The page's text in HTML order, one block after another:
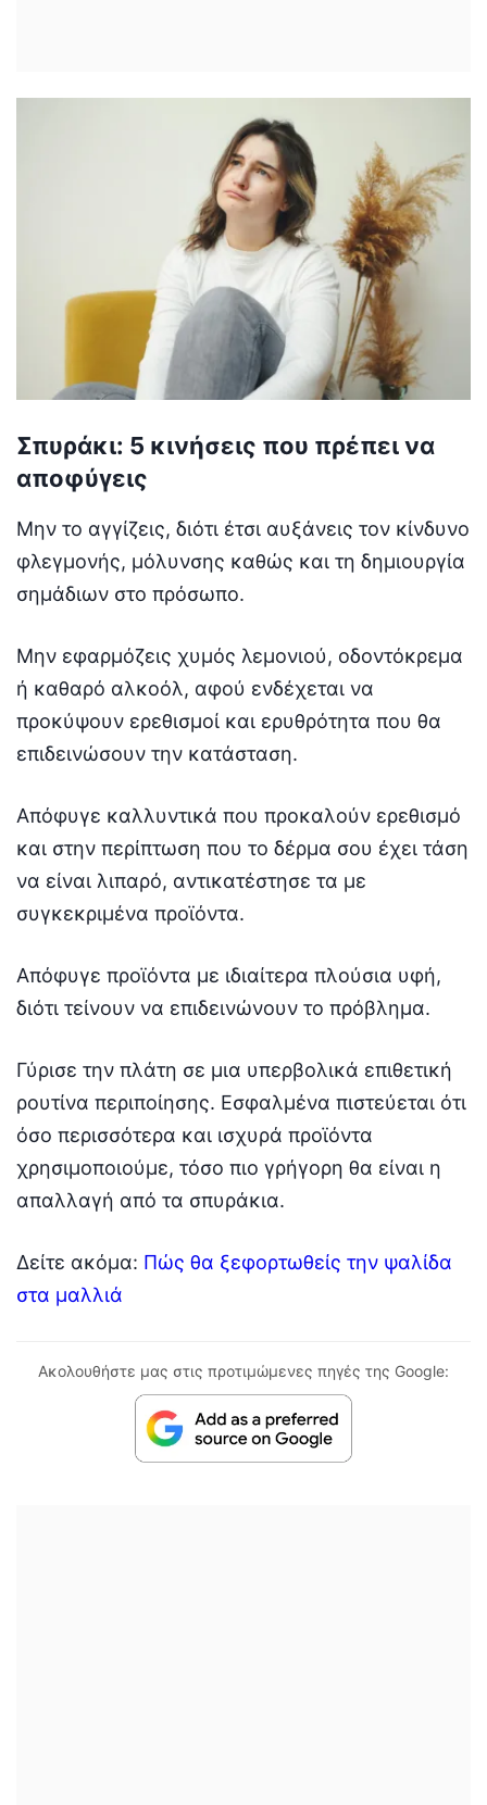
Σπυράκι: 5 κινήσεις που πρέπει να
αποφύγεις
Μην το αγγίζεις, διότι έτσι αυξάνεις τον κίνδυνο
φλεγμονής, μόλυνσης καθώς και τη δημιουργία
σημάδιων στο πρόσωπο.
Μην εφαρμόζεις χυμός λεμονιού, οδοντόκρεμα
ή καθαρό αλκοόλ, αφού ενδέχεται να
προκύψουν ερεθισμοί και ερυθρότητα που θα
επιδεινώσουν την κατάσταση.
Απόφυγε καλλυντικά που προκαλούν ερεθισμό
και στην περίπτωση που το δέρμα σου έχει τάση
να είναι λιπαρό, αντικατέστησε τα με
συγκεκριμένα προϊόντα.
Απόφυγε προϊόντα με ιδιαίτερα πλούσια υφή,
διότι τείνουν να επιδεινώνουν το πρόβλημα.
Γύρισε την πλάτη σε μια υπερβολικά επιθετική
ρουτίνα περιποίησης. Εσφαλμένα πιστεύεται ότι
όσο περισσότερα και ισχυρά προϊόντα
χρησιμοποιούμε, τόσο πιο γρήγορη θα είναι η
απαλλαγή από τα σπυράκια.
Δείτε ακόμα: Πώς θα ξεφορτωθείς την ψαλίδα
στα μαλλιά
Ακολουθήστε μας στις προτιμώμενες πηγές της Google: